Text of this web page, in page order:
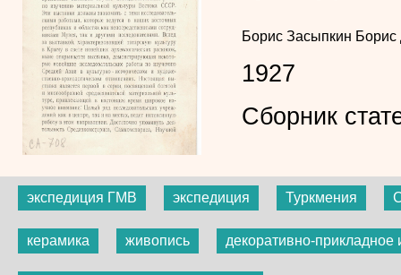
Борис Засыпкин
1927
Сборник
экспедиция ГМВ экспедиция Туркмения
керамика живопись декоративно-прикладное